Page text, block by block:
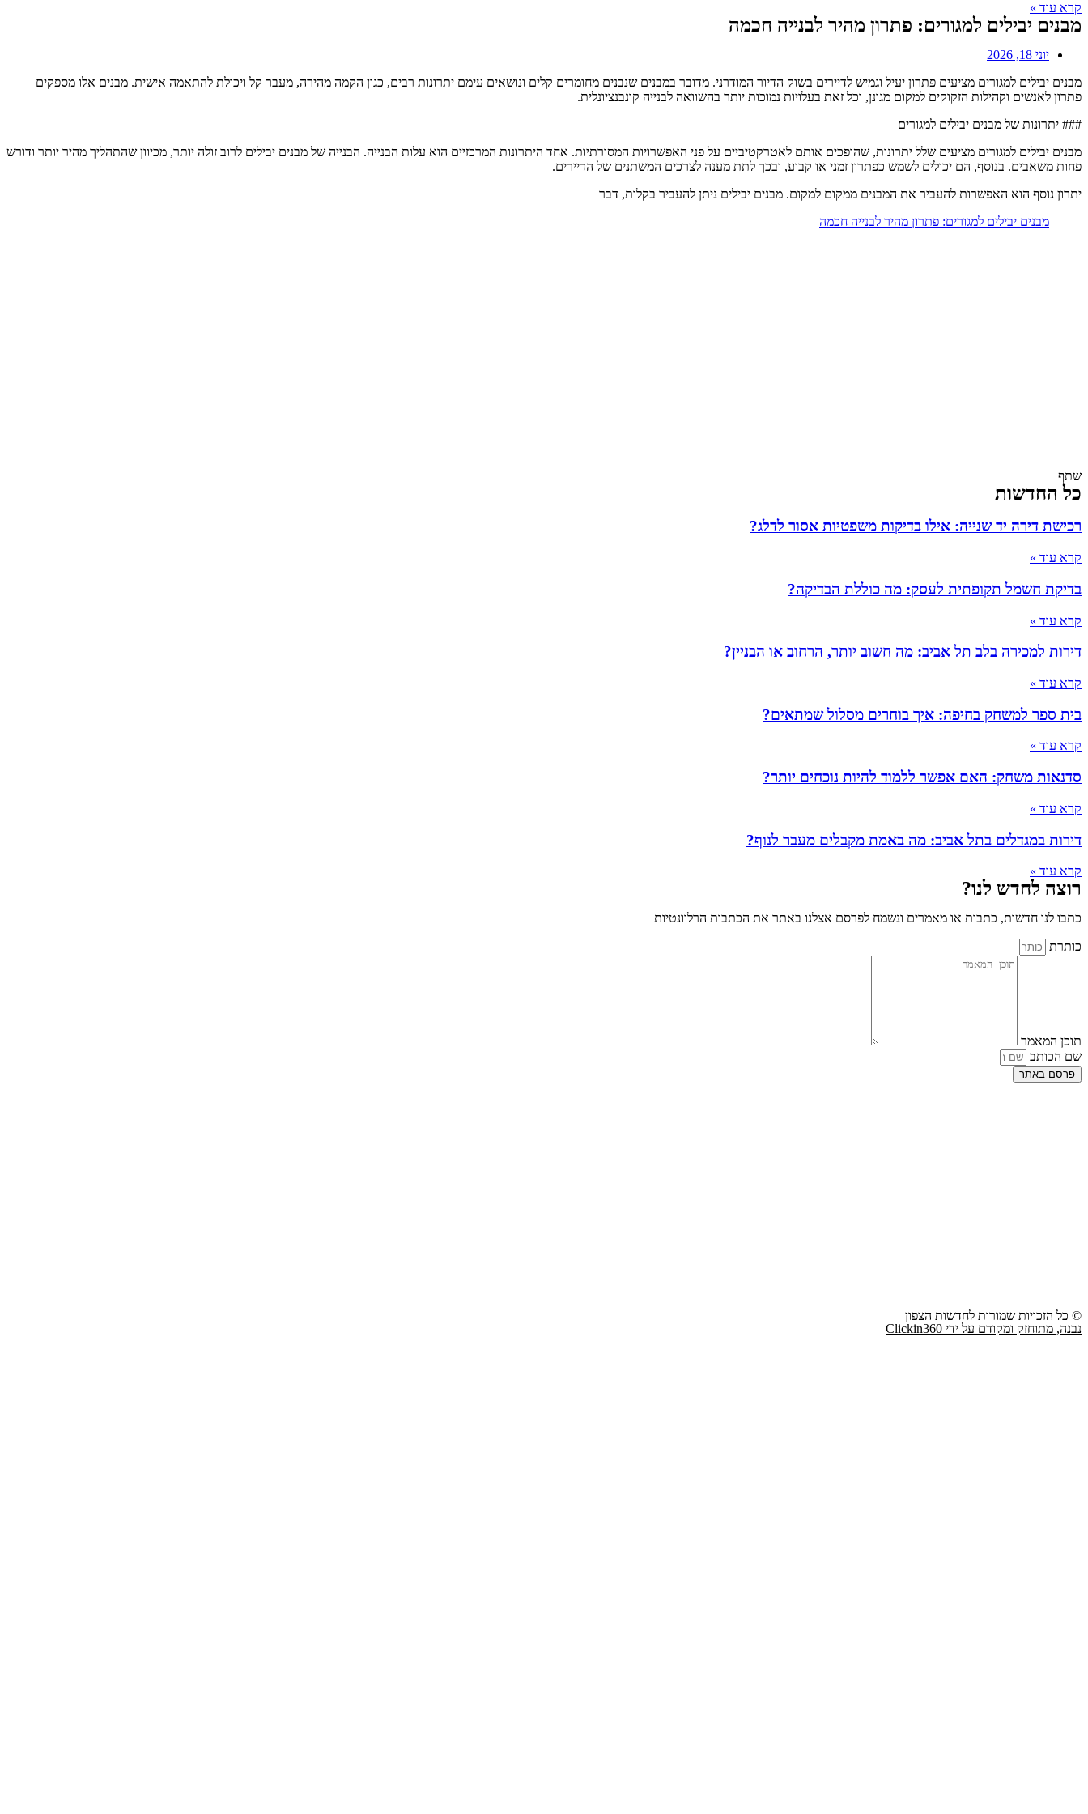
קרא עוד »
מבנים יבילים למגורים: פתרון מהיר לבנייה חכמה
יוני 18, 2026
מבנים יבילים למגורים מציעים פתרון יעיל וגמיש לדיירים בשוק הדיור המודרני. מדובר במבנים שנבנים מחומרים קלים ונושאים עימם יתרונות רבים, כגון הקמה מהירה, מעבר קל ויכולת להתאמה אישית. מבנים אלו מספקים
פתרון לאנשים וקהילות הזקוקים למקום מגונן, וכל זאת בעלויות נמוכות יותר בהשוואה לבנייה קונבנציונלית.
### יתרונות של מבנים יבילים למגורים
מבנים יבילים למגורים מציעים שלל יתרונות, שהופכים אותם לאטרקטיביים על פני האפשרויות המסורתיות. אחד היתרונות המרכזיים הוא עלות הבנייה. הבנייה של מבנים יבילים לרוב זולה יותר, מכיוון שהתהליך מהיר יותר ודורש
פחות משאבים. בנוסף, הם יכולים לשמש כפתרון זמני או קבוע, ובכך לתת מענה לצרכים המשתנים של הדיירים.
יתרון נוסף הוא האפשרות להעביר את המבנים ממקום למקום. מבנים יבילים ניתן להעביר בקלות, דבר
מבנים יבילים למגורים: פתרון מהיר לבנייה חכמה
שתף
כל החדשות
רכישת דירה יד שנייה: אילו בדיקות משפטיות אסור לדלג?
קרא עוד »
בדיקת חשמל תקופתית לעסק: מה כוללת הבדיקה?
קרא עוד »
דירות למכירה בלב תל אביב: מה חשוב יותר, הרחוב או הבניין?
קרא עוד »
בית ספר למשחק בחיפה: איך בוחרים מסלול שמתאים?
קרא עוד »
סדנאות משחק: האם אפשר ללמוד להיות נוכחים יותר?
קרא עוד »
דירות במגדלים בתל אביב: מה באמת מקבלים מעבר לנוף?
קרא עוד »
רוצה לחדש לנו?
כתבו לנו חדשות, כתבות או מאמרים ונשמח לפרסם אצלנו באתר את הכתבות הרלוונטיות
כותרת
תוכן המאמר
שם הכותב
פרסם באתר
© כל הזכויות שמורות לחדשות הצפון
נבנה, מתוחזק ומקודם על ידי Clickin360